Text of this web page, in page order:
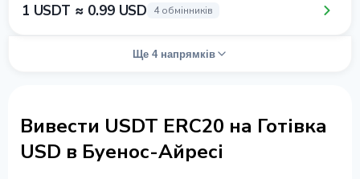
1 USDT ≈ 0.99 USD 4 обмінників
Ще 4 напрямків
Вивести USDT ERC20 на Готівка
USD в Буенос-Айресі